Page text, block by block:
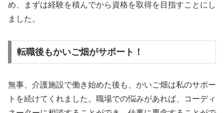
め、まずは経験を積んでから資格を取得を目指すことにし
ました。
転職後もかいご畑がサポート！
無事、介護施設で働き始めた後も、かいご畑は私のサポー
トを続けてくれました。職場での悩みがあれば、コーディ